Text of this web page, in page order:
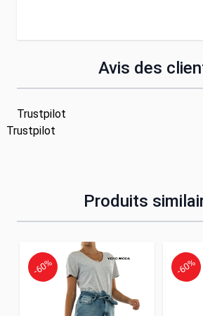
Avis des
Trustpilot
Trustpilot
Produits
-60% -60%